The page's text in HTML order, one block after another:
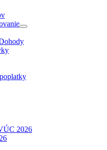
Show
menu
2026